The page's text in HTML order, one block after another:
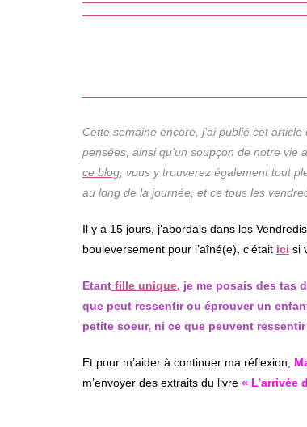
Cette semaine encore, j’ai publié cet
pensées, ainsi qu’un soupçon de notre
ce blog , vous y trouverez également tout
au long de la journée, et ce tous les
Il y a 15 jours, j’abordais dans les
bouleversement pour l’aîné(e), c’était ici si
Etant fille unique, je me posais des tas
que peut ressentir ou éprouver un
petite soeur, ni ce que peuvent
Et pour m’aider à continuer ma réflexion,
m’envoyer des extraits du livre « L’arrivée